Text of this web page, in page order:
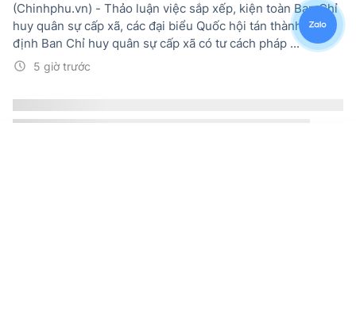
5 giờ trước
(Chinhphu.vn) - Thảo luận việc sắp xếp, kiện toàn Ban Chỉ
huy quân sự cấp xã, các đại biểu Quốc hội tán thành quy
định Ban Chỉ huy quân sự cấp xã có tư cách pháp ...